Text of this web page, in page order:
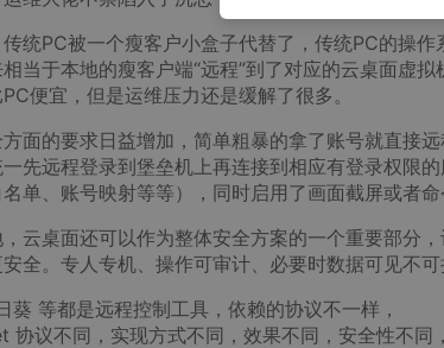
统PC被一个瘦客户小盒子代替了，传统PC的操
当于本地的瘦客户端“远程”到了对应的云桌面虚
便宜，但是运维压力还是缓解了很多。
面的要求日益增加，简单粗暴的拿了账号就直接
先远程登录到堡垒机上再连接到相应有登录权限
名单、账号映射等等），同时启用了画面截屏或者
云桌面还可以作为整体安全方案的一个重要部分
全。专人专机、操作可审计、必要时数据可见不可
葵 等都是远程控制工具，依赖的协议不一样，
议不同，实现方式不同，效果不同，安全性不同